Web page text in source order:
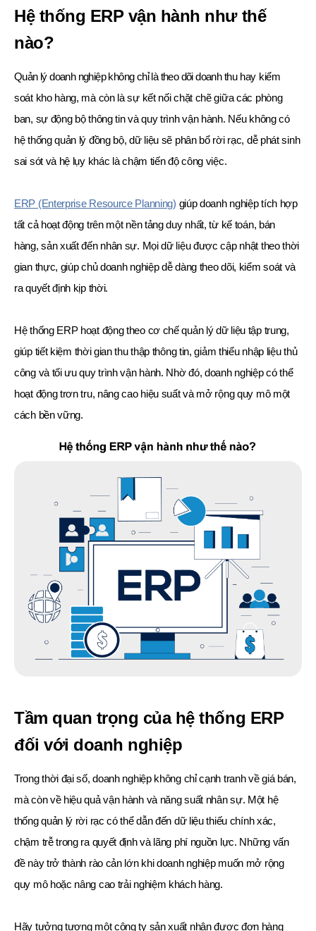
Hệ thống ERP vận hành như thế
nào?
Quản lý doanh nghiệp không chỉ là theo dõi doanh thu hay kiểm
soát kho hàng, mà còn là sự kết nối chặt chẽ giữa các phòng
ban, sự động bộ thông tin và quy trình vận hành. Nếu không có
hệ thống quản lý đồng bộ, dữ liệu sẽ phân bổ rời rạc, dễ phát sinh
sai sót và hệ lụy khác là chậm tiến độ công việc.
ERP (Enterprise Resource Planning) giúp doanh nghiệp tích hợp
tất cả hoạt động trên một nền tảng duy nhất, từ kế toán, bán
hàng, sản xuất đến nhân sự. Mọi dữ liệu được cập nhật theo thời
gian thực, giúp chủ doanh nghiệp dễ dàng theo dõi, kiểm soát và
ra quyết định kịp thời.
Hệ thống ERP hoạt động theo cơ chế quản lý dữ liệu tập trung,
giúp tiết kiệm thời gian thu thập thông tin, giảm thiểu nhập liệu thủ
công và tối ưu quy trình vận hành. Nhờ đó, doanh nghiệp có thể
hoạt động trơn tru, nâng cao hiệu suất và mở rộng quy mô một
cách bền vững.
Tầm quan trọng của hệ thống ERP
đối với doanh nghiệp
Trong thời đại số, doanh nghiệp không chỉ cạnh tranh về giá bán,
mà còn về hiệu quả vận hành và năng suất nhân sự. Một hệ
thống quản lý rời rạc có thể dẫn đến dữ liệu thiếu chính xác,
chậm trễ trong ra quyết định và lãng phí nguồn lực. Những vấn
đề này trở thành rào cản lớn khi doanh nghiệp muốn mở rộng
quy mô hoặc nâng cao trải nghiệm khách hàng.
Hãy tưởng tượng một công ty sản xuất nhận được đơn hàng